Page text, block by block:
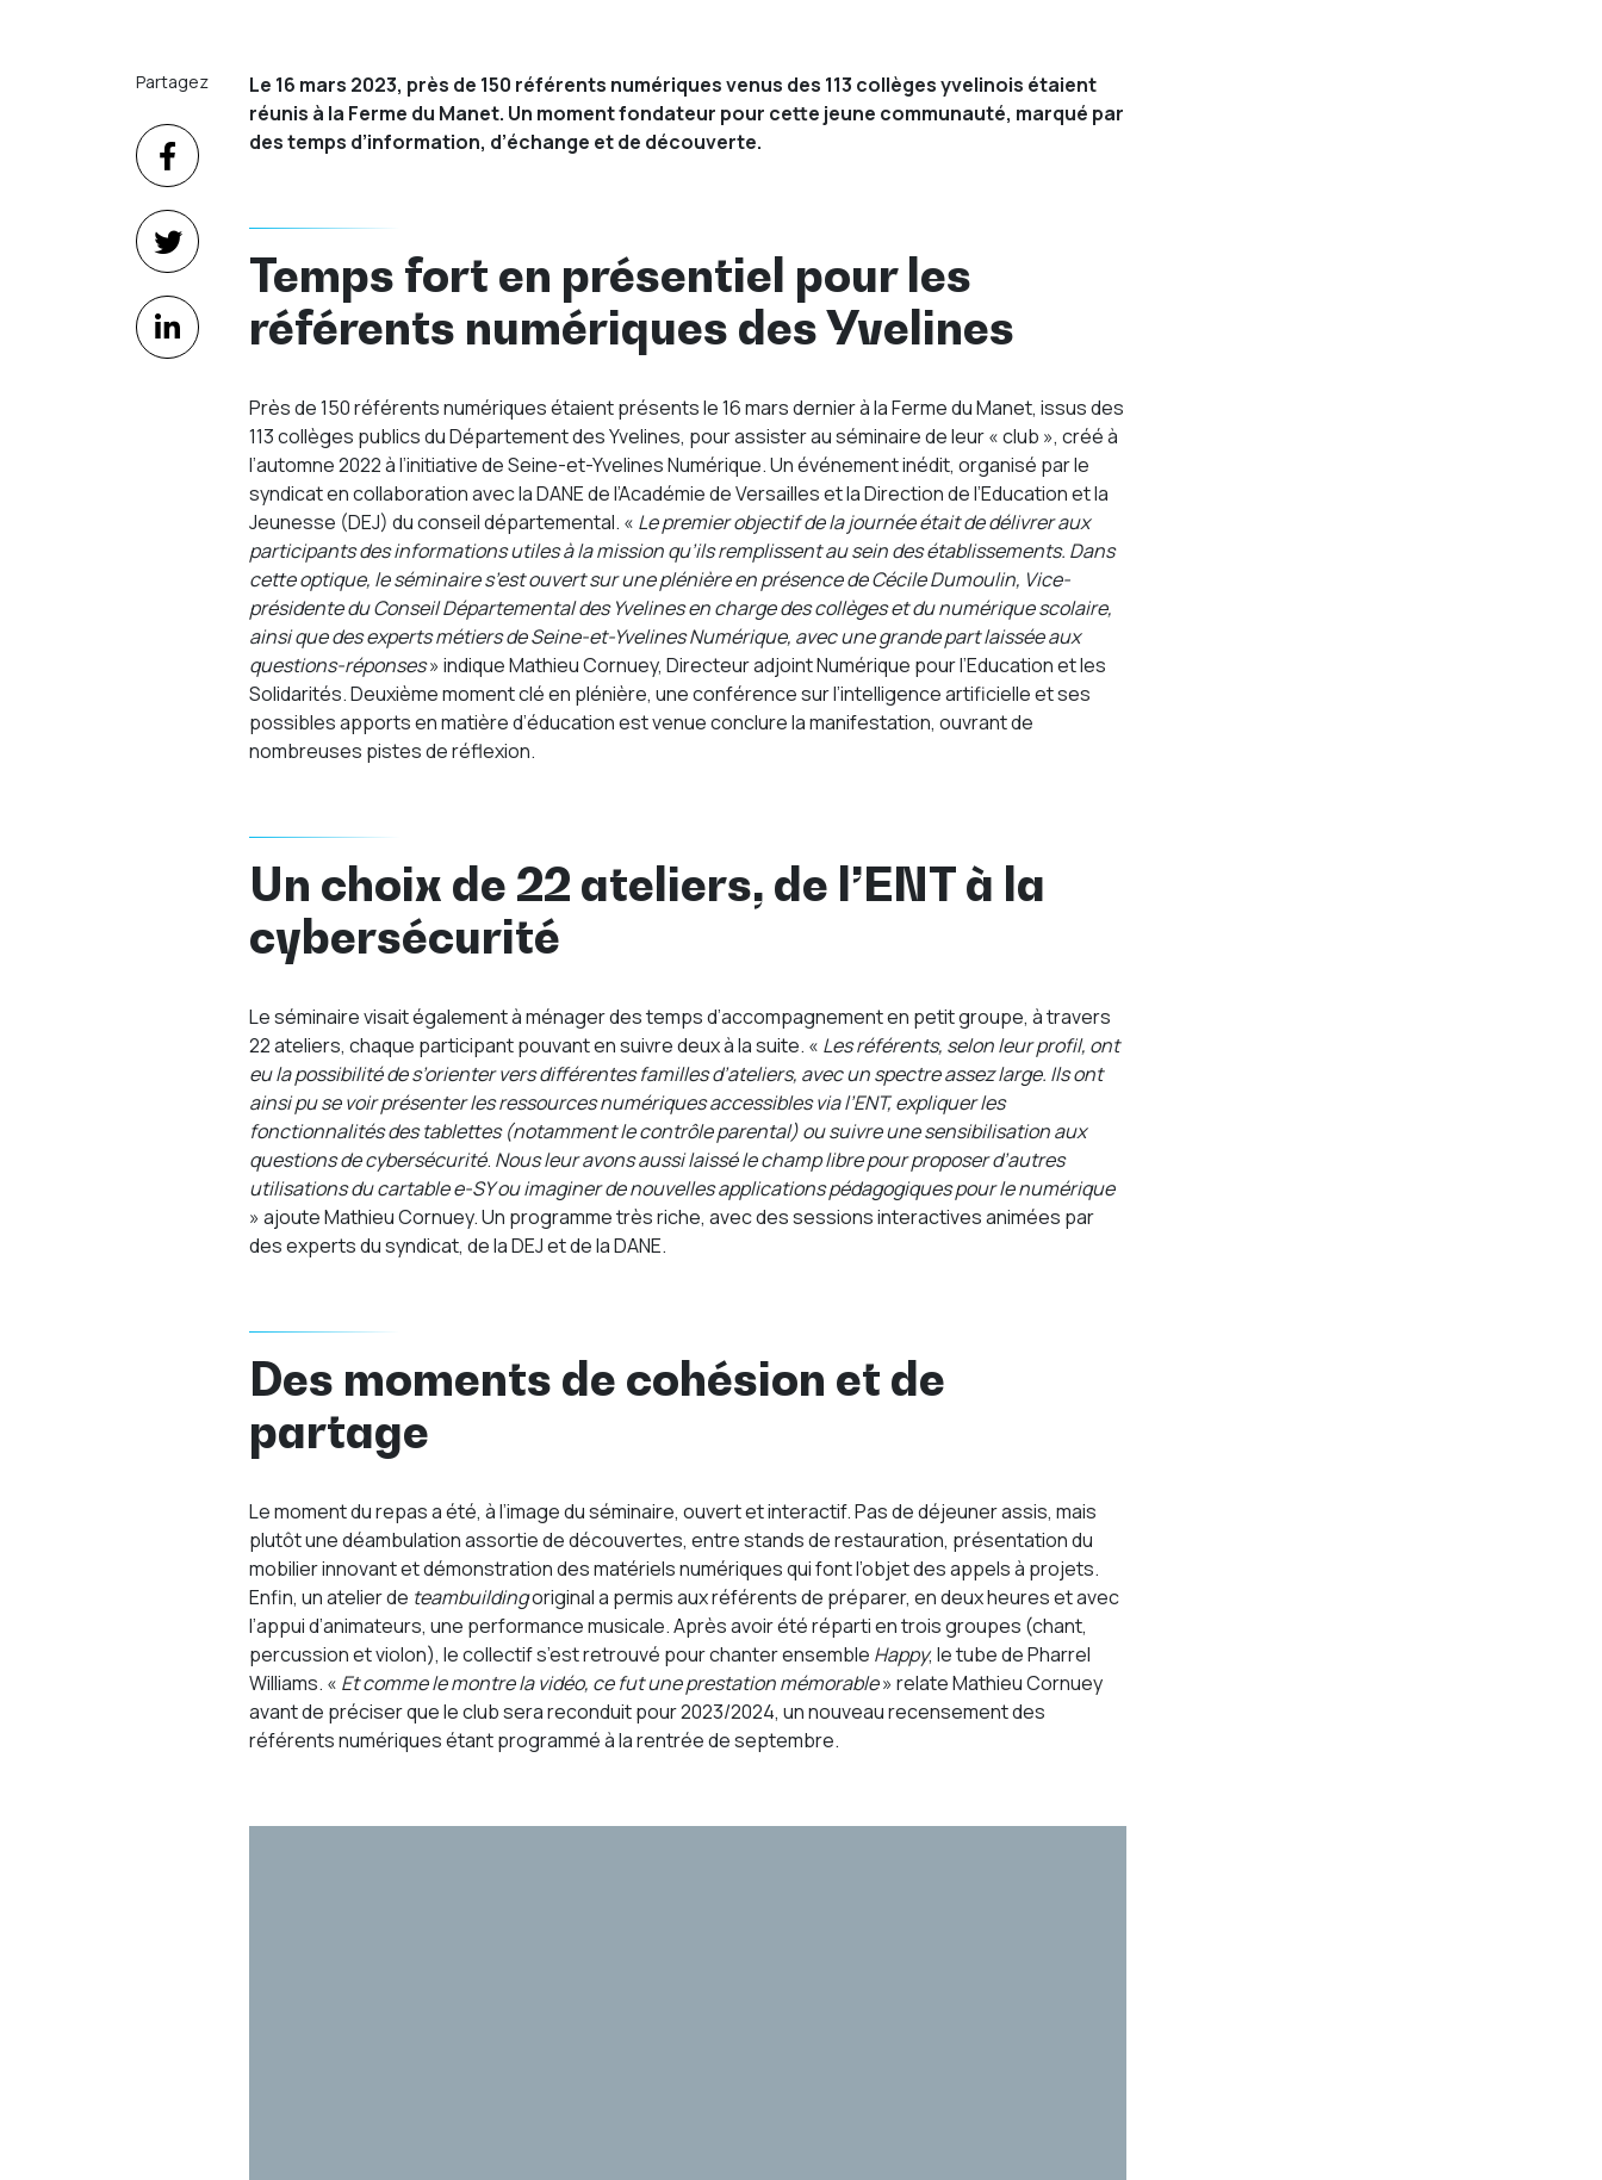
Partagez
Le 16 mars 2023, près de 150 référents numériques venus des 113 collèges yvelinois étaient
réunis à la Ferme du Manet. Un moment fondateur pour cette jeune communauté, marqué par
des temps d’information, d’échange et de découverte.
Temps fort en présentiel pour les
référents numériques des Yvelines
Près de 150 référents numériques étaient présents le 16 mars dernier à la Ferme du Manet, issus des
113 collèges publics du Département des Yvelines, pour assister au séminaire de leur « club », créé à
l’automne 2022 à l’initiative de Seine-et-Yvelines Numérique. Un événement inédit, organisé par le
syndicat en collaboration avec la DANE de l’Académie de Versailles et la Direction de l’Education et la
Jeunesse (DEJ) du conseil départemental. « Le premier objectif de la journée était de délivrer aux
participants des informations utiles à la mission qu’ils remplissent au sein des établissements. Dans
cette optique, le séminaire s’est ouvert sur une plénière en présence de Cécile Dumoulin, Vice-
présidente du Conseil Départemental des Yvelines en charge des collèges et du numérique scolaire,
ainsi que des experts métiers de Seine-et-Yvelines Numérique, avec une grande part laissée aux
questions-réponses» indique Mathieu Cornuey, Directeur adjoint Numérique pour l’Education et les
Solidarités. Deuxième moment clé en plénière, une conférence sur l’intelligence artificielle et ses
possibles apports en matière d’éducation est venue conclure la manifestation, ouvrant de
nombreuses pistes de réflexion.
Un choix de 22 ateliers, de l’ENT à la
cybersécurité
Le séminaire visait également à ménager des temps d’accompagnement en petit groupe, à travers
22 ateliers, chaque participant pouvant en suivre deux à la suite. « Les référents, selon leur profil, ont
eu la possibilité de s’orienter vers différentes familles d’ateliers, avec un spectre assez large. Ils ont
ainsi pu se voir présenter les ressources numériques accessibles via l’ENT, expliquer les
fonctionnalités des tablettes (notamment le contrôle parental) ou suivre une sensibilisation aux
questions de cybersécurité. Nous leur avons aussi laissé le champ libre pour proposer d’autres
utilisations du cartable e-SY ou imaginer de nouvelles applications pédagogiques pour le numérique
» ajoute Mathieu Cornuey. Un programme très riche, avec des sessions interactives animées par
des experts du syndicat, de la DEJ et de la DANE.
Des moments de cohésion et de
partage
Le moment du repas a été, à l’image du séminaire, ouvert et interactif. Pas de déjeuner assis, mais
plutôt une déambulation assortie de découvertes, entre stands de restauration, présentation du
mobilier innovant et démonstration des matériels numériques qui font l’objet des appels à projets.
Enfin, un atelier de teambuildingoriginal a permis aux référents de préparer, en deux heures et avec
l’appui d’animateurs, une performance musicale. Après avoir été réparti en trois groupes (chant,
percussion et violon), le collectif s’est retrouvé pour chanter ensemble Happy, le tube de Pharrel
Williams. « Et comme le montre la vidéo, ce fut une prestation mémorable» relate Mathieu Cornuey
avant de préciser que le club sera reconduit pour 2023/2024, un nouveau recensement des
référents numériques étant programmé à la rentrée de septembre.